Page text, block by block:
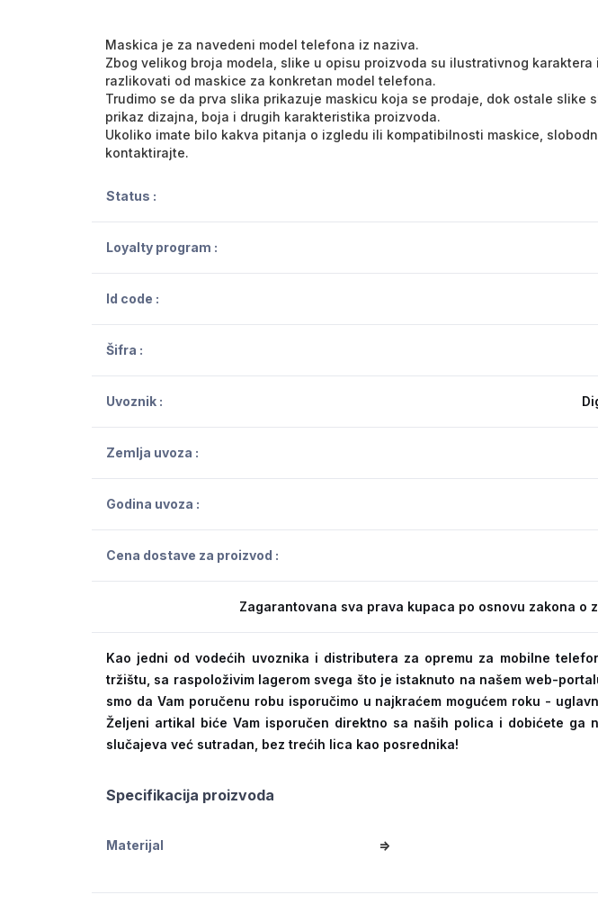
Maskica je za navedeni model telefona iz naziva.
Zbog velikog broja modela, slike u opisu proizvoda su ilustrativnog karaktera
razlikovati od maskice za konkretan model telefona.
Trudimo se da prva slika prikazuje maskicu koja se prodaje, dok ostale slike
prikaz dizajna, boja i drugih karakteristika proizvoda.
Ukoliko imate bilo kakva pitanja o izgledu ili kompatibilnosti maskice,
kontaktirajte.
Status :
Loyalty program :
Id code :
Šifra :
Uvoznik :
Zemlja uvoza :
Godina uvoza :
Cena dostave za proizvod :
Zagarantovana sva prava kupaca po osnovu zakona o
Kao jedni od vodećih uvoznika i distributera za opremu za mobilne
tržištu, sa raspoloživim lagerom svega što je istaknuto na našem web-
smo da Vam poručenu robu isporučimo u najkraćem mogućem roku -
Željeni artikal biće Vam isporučen direktno sa naših polica i dobićete ga
slučajeva već sutradan, bez trećih lica kao posrednika!
Specifikacija proizvoda
Materijal =>